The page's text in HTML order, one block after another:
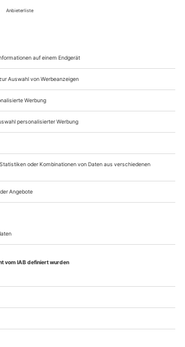
Koloratursopranistin ihrer Zeit:
Grantler Eduard Hanslick lobte ihre
Am 14. Juli 2022 jährte sich
zum 150. Mal. Und am 1. September
ihrem Album «Kaleidoscope» einen Kessel
und «Mosaik» werden vor allem
Musik gerne gebraucht. In Berlin
des Solistenensembles Kaleidoskop
seit vielen Jahren hervorragende,
Musikarbeit. Beim seitens
favorisierten Gebrauch der beiden
Kritikerumfrage Newsletter